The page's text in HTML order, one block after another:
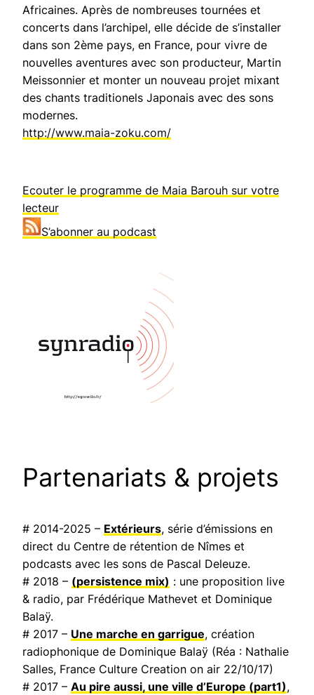
Africaines. Après de nombreuses tournées et
concerts dans l’archipel, elle décide de s’installer
dans son 2ème pays, en France, pour vivre de
nouvelles aventures avec son producteur, Martin
Meissonnier et monter un nouveau projet mixant
des chants traditionels Japonais avec des sons
modernes.
http://www.maia-zoku.com/
Ecouter le programme de Maia Barouh sur votre
lecteur
S’abonner au podcast
Partenariats & projets
# 2014-2025 – Extérieurs, série d’émissions en
direct du Centre de rétention de Nîmes et
podcasts avec les sons de Pascal Deleuze.
# 2018 – (persistence mix) : une proposition live
& radio, par Frédérique Mathevet et Dominique
Balaÿ.
# 2017 – Une marche en garrigue, création
radiophonique de Dominique Balaÿ (Réa : Nathalie
Salles, France Culture Creation on air 22/10/17)
# 2017 – Au pire aussi, une ville d’Europe (part1),